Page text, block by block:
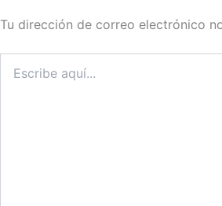
Tu dirección de correo electrónico
aquí...